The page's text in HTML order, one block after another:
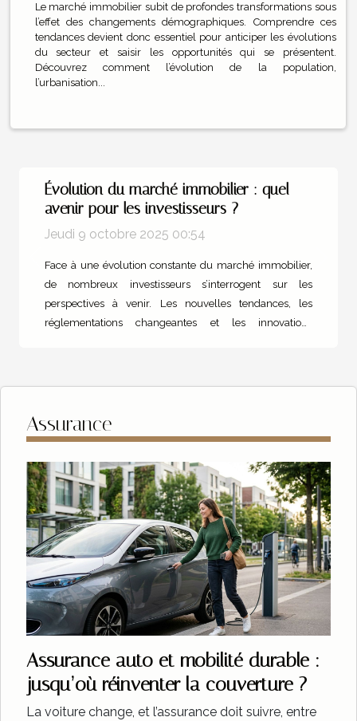
Le marché immobilier subit de profondes transformations sous
l’effet des changements démographiques. Comprendre ces
tendances devient donc essentiel pour anticiper les évolutions
du secteur et saisir les opportunités qui se présentent.
Découvrez comment l’évolution de la population,
l’urbanisation...
Évolution du marché immobilier : quel
avenir pour les investisseurs ?
Jeudi 9 octobre 2025 00:54
Face à une évolution constante du marché immobilier,
de nombreux investisseurs s’interrogent sur les
perspectives à venir. Les nouvelles tendances, les
réglementations changeantes et les innovations
et futures du secteur. Changements récents du marché
Le marché immobilier traverse actuellement des
tendances récentes. La digitalisation...
Previous
Assurance
Assurance auto et mobilité durable :
jusqu’où réinventer la couverture ?
La voiture change, et l’assurance doit suivre, entre